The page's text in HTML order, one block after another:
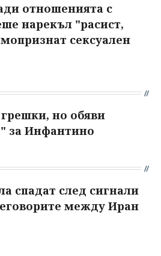
отношенията с
нарекъл "расист,
сексуален
но обяви
за Инфантино
спадат след сигнали
между Иран